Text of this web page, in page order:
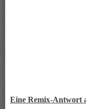
Eine Remix-Antwort